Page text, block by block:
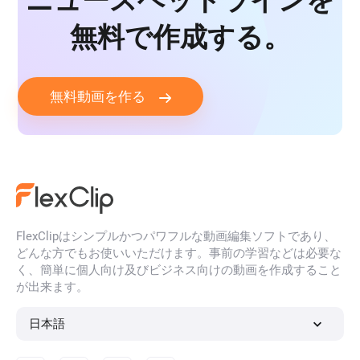
無料で作成する。
無料動画を作る
FlexClipはシンプルかつパワフルな動画編集ソフトであり、
どんな方でもお使いいただけます。事前の学習などは必要な
く、簡単に個人向け及びビジネス向けの動画を作成すること
が出来ます。
日本語